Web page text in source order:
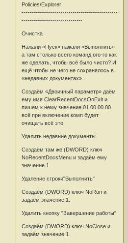
Policies\Explorer
-------------------------------------------------
-------------------------------
Очистка
Нажали «Пуск» нажали «Выполнить»
а там столько всего команд ого-го как
же сделать, чтобы всё было чисто? И
ещё чтобы не чего не сохранялось в
«недавних документах».
Cоздаём «Двоичный параметр» даём
ему имя ClearRecentDocsOnExit и
пишем к нему значение 01 00 00 00.
всё при включение комп будет
очищать всё это.
Удалить недавние документы
Создаём там же (DWORD) ключ
NoRecentDocsMenu и задаём ему
значение 1.
Удаление строки"Выполнить"
Создаём (DWORD) ключ NoRun и
задаём значение 1.
Удалить кнопку "Завершение работы"
Создаём (DWORD) ключ NoClose и
задаём значение 1.